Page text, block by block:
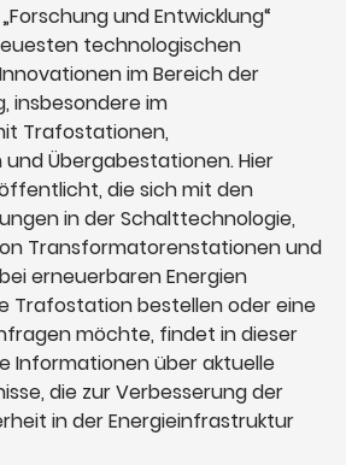
und Entwicklung“
technologischen
im Bereich der
insbesondere im
Trafostationen,
Übergabestationen. Hier
die sich mit den
in der Schalttechnologie,
Transformatorenstationen und
erneuerbaren Energien
Trafostation bestellen oder eine
möchte, findet in dieser
Informationen über aktuelle
die zur Verbesserung der
in der Energieinfrastruktur